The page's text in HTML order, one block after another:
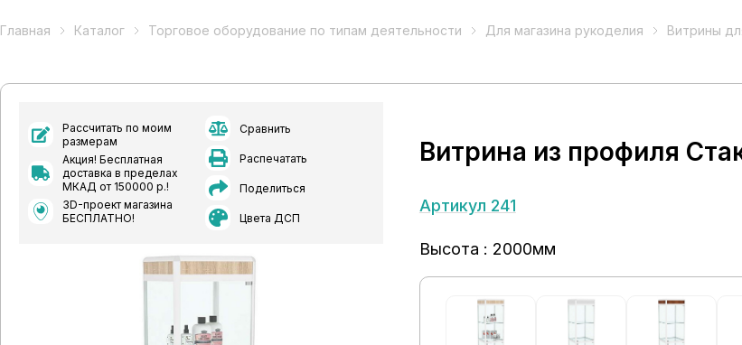
Главная Каталог Торговое оборудование по типам деятельности Для магазина рукоделия Витрины
Рассчитать по моим
размерам
Акция! Бесплатная
доставка в пределах
МКАД от 150000 р.!
3D-проект магазина
БЕСПЛАТНО!
Сравнить
Распечатать
Поделиться
Цвета ДСП
Витрина из профиля
Артикул 241
Высота : 2000мм